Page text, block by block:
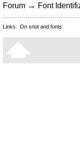
Forum → Font
Links: On snot and fonts